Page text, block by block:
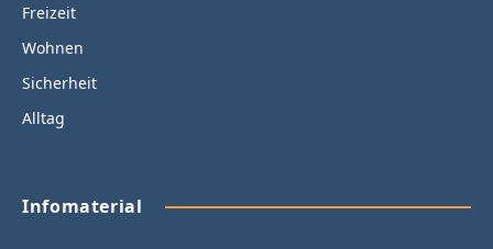
Freizeit
Wohnen
Sicherheit
Alltag
Infomaterial